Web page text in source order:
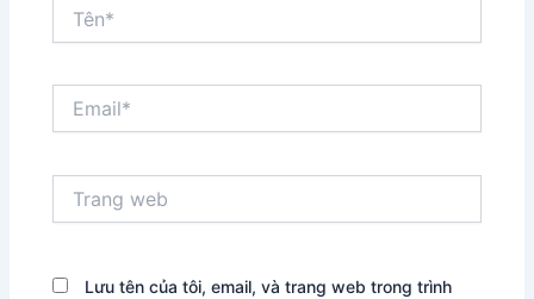
web
Lưu tên của tôi, email, và trang web trong trình